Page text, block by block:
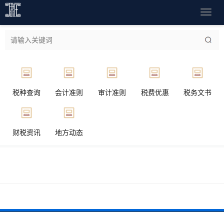
导
单
税种查询 会计准则 审计准则 税费优惠 税务文书
财税资讯 地方动态